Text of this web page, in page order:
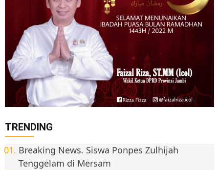
TRENDING
Breaking News. Siswa Ponpes Zulhijah
Tenggelam di Mersam